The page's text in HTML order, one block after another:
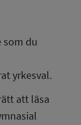
som du
yrkesval.
att läsa